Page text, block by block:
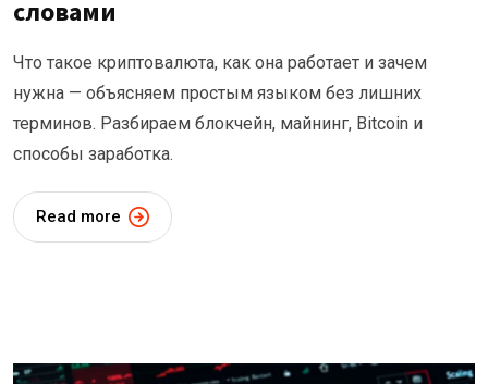
словами
Что такое криптовалюта, как она работает и зачем
нужна — объясняем простым языком без лишних
терминов. Разбираем блокчейн, майнинг, Bitcoin и
способы заработка.
Read more